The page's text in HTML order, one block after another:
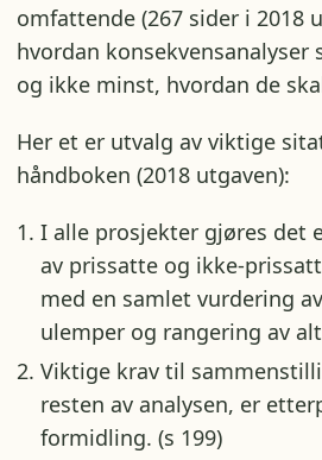
omfattende (267 sider i 2018
hvordan konsekvensanalyser
og ikke minst, hvordan de
Her et er utvalg av viktige
håndboken (2018 utgaven):
I alle prosjekter gjøres det
av prissatte og ikke-
med en samlet vurdering
ulemper og rangering av
Viktige krav til
resten av analysen, er
formidling. (s 199)